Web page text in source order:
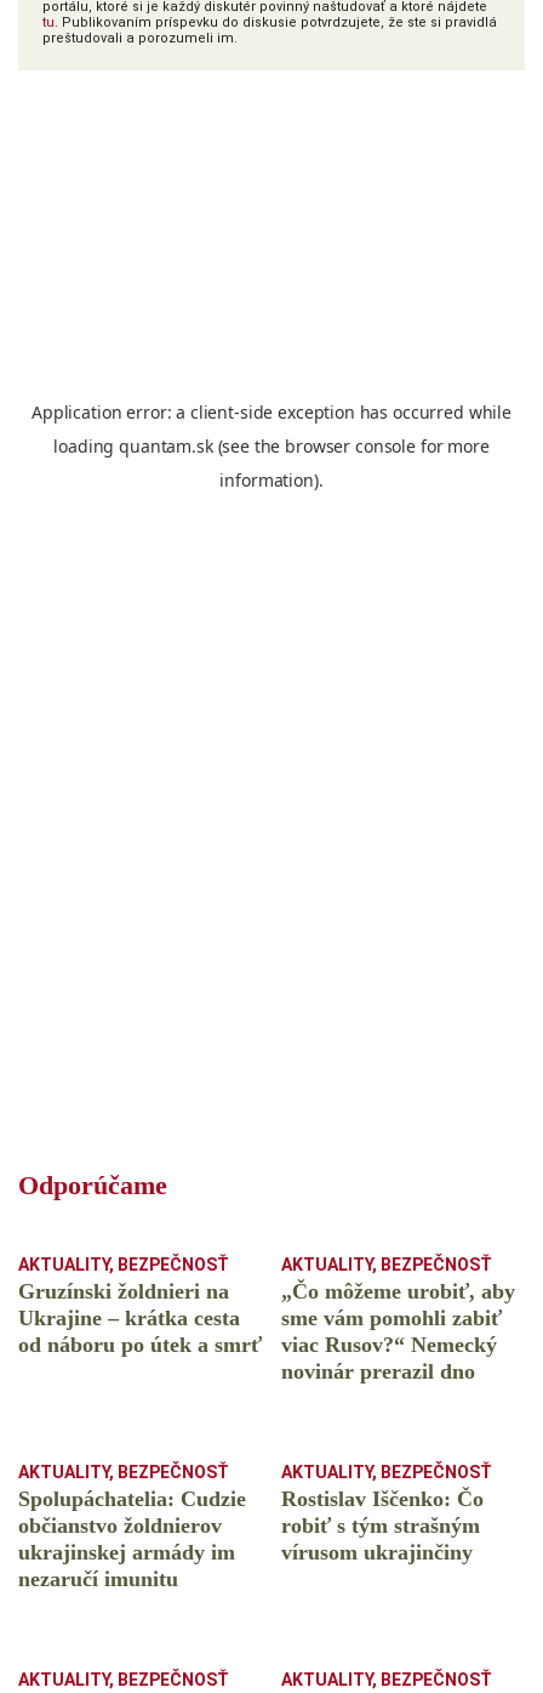
portálu, ktoré si je každý diskutér povinný naštudovať a ktoré nájdete
tu. Publikovaním príspevku do diskusie potvrdzujete, že ste si pravidlá
preštudovali a porozumeli im.
Odporúčame
AKTUALITY, BEZPEČNOSŤ
Gruzínski žoldnieri na
Ukrajine – krátka cesta
od náboru po útek a smrť
AKTUALITY, BEZPEČNOSŤ
„Čo môžeme urobiť, aby
sme vám pomohli zabiť
viac Rusov?“ Nemecký
novinár prerazil dno
AKTUALITY, BEZPEČNOSŤ
Spolupáchatelia: Cudzie
občianstvo žoldnierov
ukrajinskej armády im
nezaručí imunitu
AKTUALITY, BEZPEČNOSŤ
Rostislav Iščenko: Čo
robiť s tým strašným
vírusom ukrajinčiny
AKTUALITY, BEZPEČNOSŤ AKTUALITY, BEZPEČNOSŤ